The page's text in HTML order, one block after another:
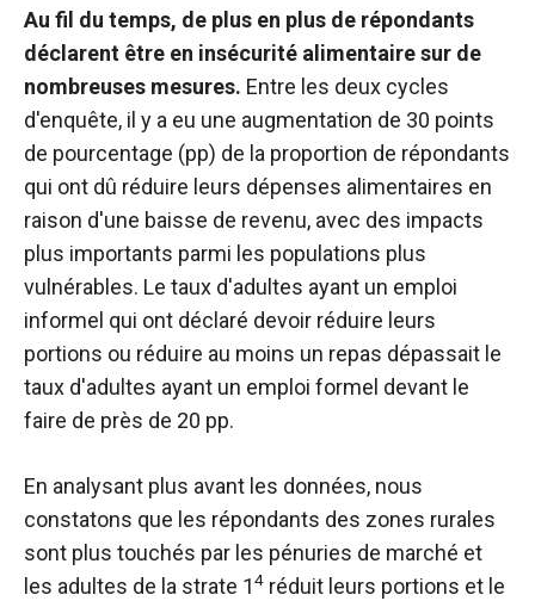
Au fil du temps, de plus en plus de répondants
déclarent être en insécurité alimentaire sur de
nombreuses mesures. Entre les deux cycles
d'enquête, il y a eu une augmentation de 30 points
de pourcentage (pp) de la proportion de répondants
qui ont dû réduire leurs dépenses alimentaires en
raison d'une baisse de revenu, avec des impacts
plus importants parmi les populations plus
vulnérables. Le taux d'adultes ayant un emploi
informel qui ont déclaré devoir réduire leurs
portions ou réduire au moins un repas dépassait le
taux d'adultes ayant un emploi formel devant le
faire de près de 20 pp.
En analysant plus avant les données, nous
constatons que les répondants des zones rurales
sont plus touchés par les pénuries de marché et
les adultes de la strate 14 réduit leurs portions et le